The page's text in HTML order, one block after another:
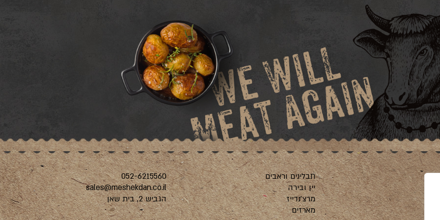
תבלינים וראבים
יין ובירה
מרצ’נדייז
מארזים
052-6215560
sales@meshekdan.co.il
הגביש 2, בית שאן